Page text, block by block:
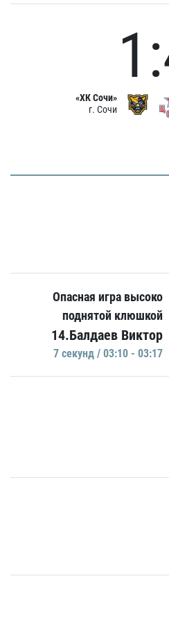
«ХК Сочи»
г. Сочи
Опасная игра высоко
поднятой клюшкой
14.Балдаев Виктор
7 секунд / 03:10 - 03:17